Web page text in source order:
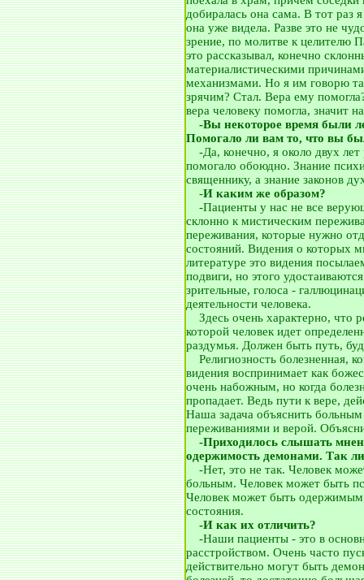
добиралась она сама. В тот раз
она уже видела. Разве это не
зрение, по молитве к целителю
это рассказывал, конечно
материалистическими
механизмами. Но я им говорю
зрячим? Стал. Вера ему
вера человеку помогла, значит
-Вы некоторое время были
Помогало ли вам то, что вы
-Да, конечно, я около двух
помогало обоюдно. Знание
священнику, а знание законов
-И каким же образом?
-Пациенты у нас не все
склонно к мистическим
переживания, которые нужно
состояний. Видения о которых
литературе это видения
подвиги, но этого
зрительные, голоса -
деятельности человека.
Здесь очень характерно, что
которой человек идет
раздумья. Должен быть путь,
Религиозность болезненная,
видения воспринимает как
очень набожным, но когда
пропадает. Ведь пути к вере,
Наша задача объяснить
переживаниями и верой.
-Приходилось слышать
одержимость демонами. Так ли
-Нет, это не так. Человек
больным. Человек может быть
Человек может быть
состояния.
-И как их отличить?
-Наши пациенты - это в
расстройством. Очень часто
действительно могут быть